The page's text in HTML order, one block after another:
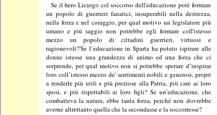
Se il fiero Licurgo col soccorso dell'educazione potè formare
un popolo di guerrieri fanatici, insuperabili nella destrezza,
nella forza e nel coraggio, per qual motivo un legislatore più
umano e più saggio non potrebbe egli formare coll'istesso
mezzo un popolo di cittadini guerrieri, virtuosi e
ragionevoli?'Se l’educazione in Sparta ha potuto ispirare alle
donne istesse una grandezza di animo ed una forza che ci
sorprende, per qual motivo non si potrebbe sperare d’inspirar
loro coll’istesso mezzo de' sentimenti nobili e generosi, propri
a renderle più utili e più preziose alla Patria, più care ai loro
sposi, e più rispettabili ai loro figli? Se un’educazione, che
combatteva la natura, ebbe tanta forza, perché non dovrebbe
averne altrettanto quella che la secondasse e la soccorresse?